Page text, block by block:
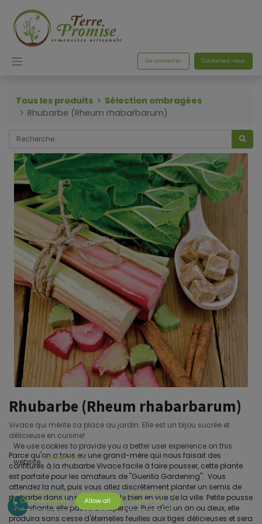
Se connecter Contactez-nous
Tous les produits
Sélection ombragées
Rhubarbe (Rheum rhabarbarum)
Rhubarbe (Rheum rhabarbarum)
Vivace qui mérite sa place au jardin. Elle est un bijou sucrée et
délicieuse en cuisine!
Parce qu'on a tous eu une grand-mère qui nous faisait des
confitures à la rhubarbe Vivace facile à faire pousser, cette plante
est parfaite pour les amateurs de "Guerilla Gardening". Vous
attendez la nuit, puis vous allez discrètement planter un semis de
rhubarbe dans une plate-bande bien en vue de la ville. Petite pousse
insignifiante, elle passera inaperçue. Puis d'ici un an ou deux, elle
produira sans cesse d'éternelles feuilles aux tiges délicieuses et sera
We use cookies to provide you a better user experience on this
website. Cookie Policy
Only essentials Allow all Customize